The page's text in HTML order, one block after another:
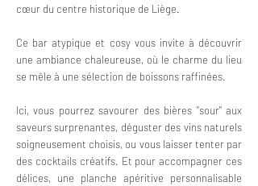
cœur du centre historique de Liège.
Ce bar atypique et cosy vous invite à découvrir
une ambiance chaleureuse, où le charme du lieu
se mêle à une sélection de boissons raffinées.
Ici, vous pourrez savourer des bières "sour" aux
saveurs surprenantes, déguster des vins naturels
soigneusement choisis, ou vous laisser tenter par
des cocktails créatifs. Et pour accompagner ces
délices, une planche apéritive personnalisable